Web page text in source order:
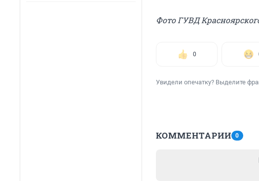
Фото ГУВД
0
Увидели опечатку? Выделите
КОММЕНТАРИИ 0